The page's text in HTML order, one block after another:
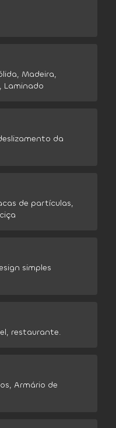
Madeira,
Laminado
da
de partículas,
simples
restaurante.
Armário de